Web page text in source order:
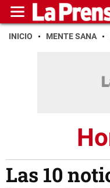
INICIO MENTE SANA
Las 10